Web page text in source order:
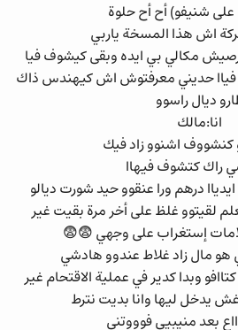
شنيفو) أح أح حلوة
اش هذا المسخة ياربي
مكالي بي ايده وبقى كيشوف فيا
حديني معرفتوش اش كيهندس ذاك
ديال راسوو
انا:مالك
كنشووف اشنوو زاد فيك
راك كتشوف فيهاا
درهم ورا عنقوو حيد شورت ديالو
لقيتوو غلظ على أخر مرة بقيت غير
إستغراب على وجهي 😨😨
هو مال زاد غلاط عندوو هادشي
وبدا كدير في عملية الاقتحام غير
يدخل ليها وانا بديت نترط
بعد منيبيي فوووتني